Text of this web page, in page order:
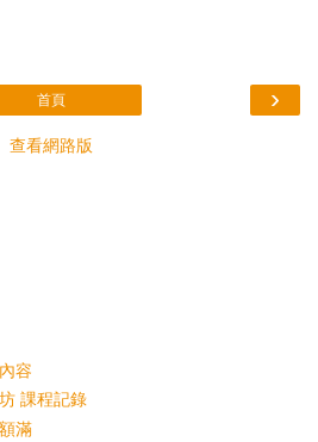
›
首頁
查看網路版
容
課程記錄
滿